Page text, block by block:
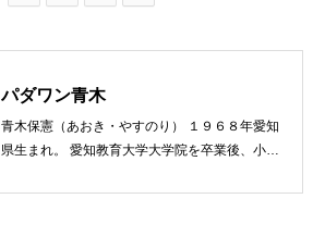
パダワン青木
青木保憲（あおき・やすのり） １９６８年愛知
県生まれ。 愛知教育大学大学院を卒業後、小学
へ進む。その後、京都大学教育学研究科卒（修